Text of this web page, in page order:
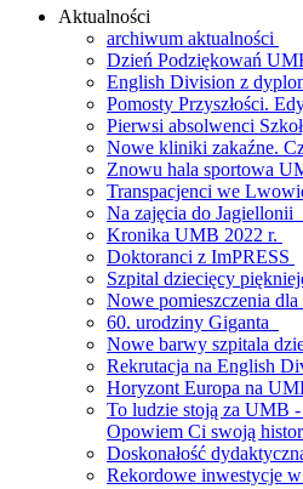
Aktualności
archiwum aktualności
Dzień Podziękowań
English Division z
Pomosty Przyszłości.
Pierwsi absolwenci
Nowe kliniki zakaźne.
Znowu hala sportowa
Transpacjenci we
Na zajęcia do Jagiellonii
Kronika UMB 2022 r.
Doktoranci z ImPRESS
Szpital dziecięcy
Nowe pomieszczenia
60. urodziny Giganta
Nowe barwy szpitala
Rekrutacja na English
Horyzont Europa na
To ludzie stoją za UMB
Opowiem Ci swoją
Doskonałość
Rekordowe inwestycje